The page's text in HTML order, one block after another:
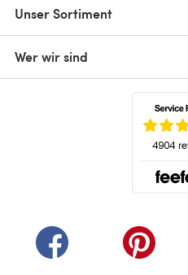
Unser Sortiment
Wer wir sind
(öffnet sich in einem
(öffnet